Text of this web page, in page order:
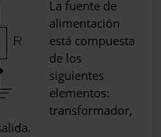
La fuente de
alimentación
está compuesta
de los
siguientes
elementos:
transformador,